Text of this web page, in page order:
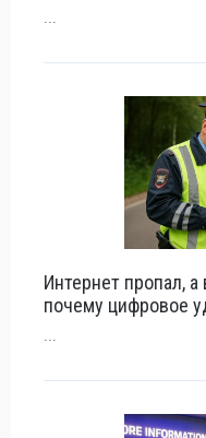
...
Интернет пропал,
почему цифровое
...